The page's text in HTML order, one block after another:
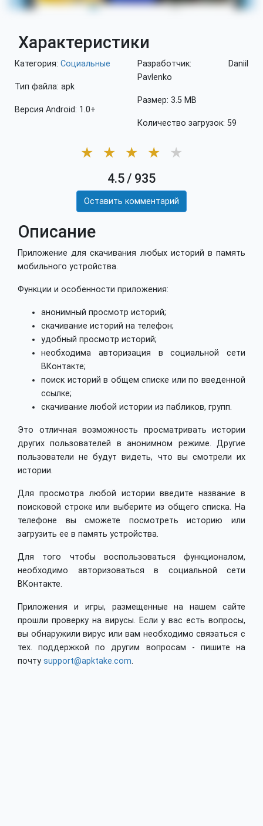
Характеристики
Категория: Социальные
Тип файла: apk
Версия Android: 1.0+
Разработчик: Daniil
Pavlenko
Размер: 3.5 MB
Количество загрузок: 59
★ ★ ★ ★ ★
4.5/ 935
Оставить комментарий
Описание
Приложение для скачивания любых историй в память
мобильного устройства.
Функции и особенности приложения:
анонимный просмотр историй;
скачивание историй на телефон;
удобный просмотр историй;
необходима авторизация в социальной сети
ВКонтакте;
поиск историй в общем списке или по введенной
ссылке;
скачивание любой истории из пабликов, групп.
Это отличная возможность просматривать истории
других пользователей в анонимном режиме. Другие
пользователи не будут видеть, что вы смотрели их
истории.
Для просмотра любой истории введите название в
поисковой строке или выберите из общего списка. На
телефоне вы сможете посмотреть историю или
загрузить ее в память устройства.
Для того чтобы воспользоваться функционалом,
необходимо авторизоваться в социальной сети
ВКонтакте.
Приложения и игры, размещенные на нашем сайте
прошли проверку на вирусы. Если у вас есть вопросы,
вы обнаружили вирус или вам необходимо связаться с
тех. поддержкой по другим вопросам - пишите на
почту support@apktake.com.